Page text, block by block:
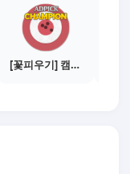
[꽃피우기] 캠페인 전환하기 - 100건